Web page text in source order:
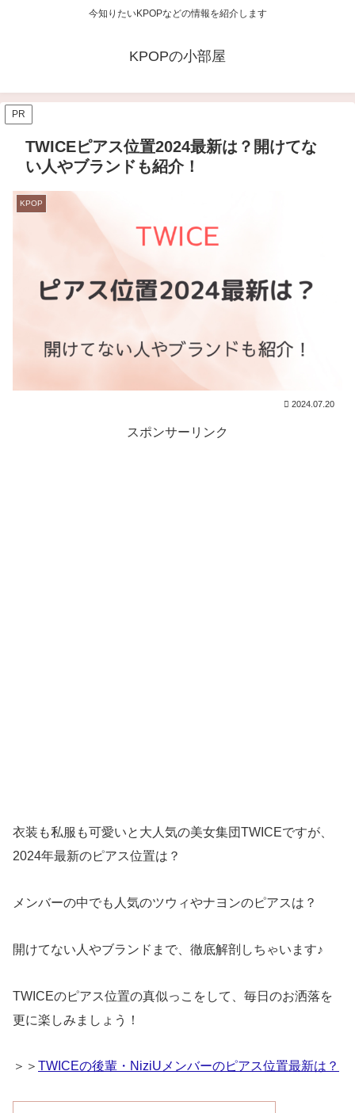
今知りたいKPOPなどの情報を紹介します
KPOPの小部屋
PR
TWICEピアス位置2024最新は？開けてな
い人やブランドも紹介！
KPOP
2024.07.20
スポンサーリンク
衣装も私服も可愛いと大人気の美女集団TWICEですが、
2024年最新のピアス位置は？
メンバーの中でも人気のツウィやナヨンのピアスは？
開けてない人やブランドまで、徹底解剖しちゃいます♪
TWICEのピアス位置の真似っこをして、毎日のお洒落を
更に楽しみましょう！
＞＞ TWICEの後輩・NiziUメンバーのピアス位置最新は？